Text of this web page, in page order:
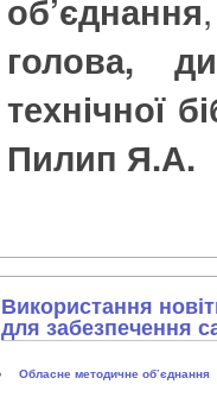
об’єднання
голова,
технічної
Пилип Я.А.
Використання
для забезпечення
Обласне методичне об’єднання